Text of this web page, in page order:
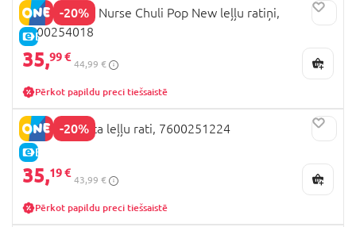
-20%
E-CENA
SMOBY Baby Nurse Chuli Pop New leļļu ratiņi,
7600254018
35,99 €
44,99 €
Pērkot papildu preci tiešsaistē
-20%
E-CENA
SMOBY sporta leļļu rati, 7600251224
35,19 €
43,99 €
Pērkot papildu preci tiešsaistē